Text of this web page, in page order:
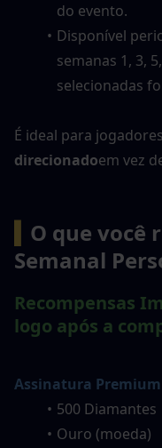
do evento.
Disponível
semanas 1, 3,
selecionadas
É ideal para
direcionadoem vez
O que você
Semanal
Recompensas
logo após a
Assinatura Premium
500 Diamantes
Ouro (moeda)